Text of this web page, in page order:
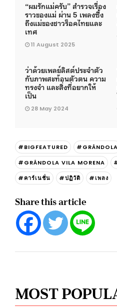
“ผมรักแม่ครับ” สำรวจเรื่อง
ราวของแม่ ผ่าน 5 เพลงซึ้ง
ถึงแม่ของชาวร็อคไทยและ
เทศ
11 August 2025
ว่าด้วยเพลย์ลิสต์ประจำตัว
กับภาพสะท้อนตัวตน ความ
ทรงจำ และสิ่งที่อยากให้
เป็น
28 May 2024
#BIGFEATURED
#GRÂNDOLA
#GRÂNDOLA VILA MORENA
#คาร์เนชั่น
#ปฏิวัติ #เพลง
Share this article
MOST